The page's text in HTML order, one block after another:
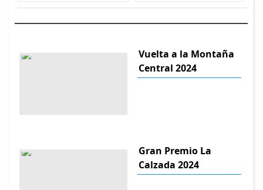
Vuelta a la Montaña
Central 2024
Gran Premio La
Calzada 2024